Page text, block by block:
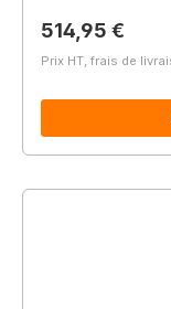
Prix régulier :
514,95 €
Prix HT, frais de